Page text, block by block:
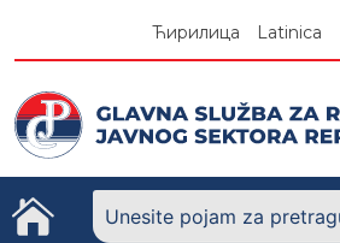
Ћирилица Latinica